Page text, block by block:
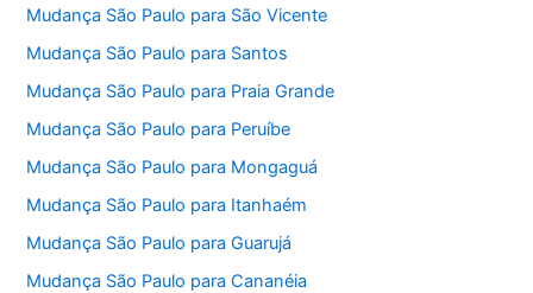
Mudança São Paulo para São Vicente
Mudança São Paulo para Santos
Mudança São Paulo para Praia Grande
Mudança São Paulo para Peruíbe
Mudança São Paulo para Mongaguá
Mudança São Paulo para Itanhaém
Mudança São Paulo para Guarujá
Mudança São Paulo para Cananéia